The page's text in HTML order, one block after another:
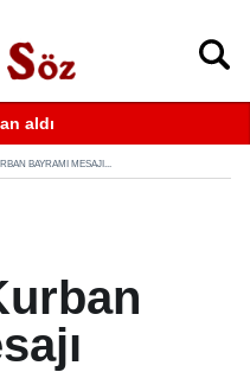
aldı
BAYRAMI MESAJI...